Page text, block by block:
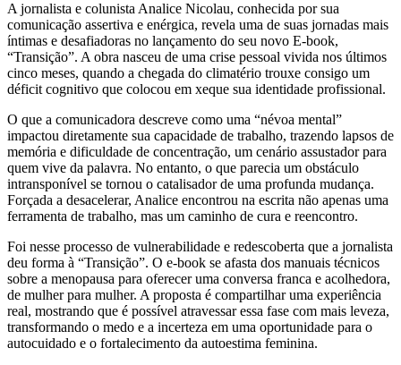
A jornalista e colunista Analice Nicolau, conhecida por sua
comunicação assertiva e enérgica, revela uma de suas jornadas mais
íntimas e desafiadoras no lançamento do seu novo E-book,
“Transição”. A obra nasceu de uma crise pessoal vivida nos últimos
cinco meses, quando a chegada do climatério trouxe consigo um
déficit cognitivo que colocou em xeque sua identidade profissional.
O que a comunicadora descreve como uma “névoa mental”
impactou diretamente sua capacidade de trabalho, trazendo lapsos de
memória e dificuldade de concentração, um cenário assustador para
quem vive da palavra. No entanto, o que parecia um obstáculo
intransponível se tornou o catalisador de uma profunda mudança.
Forçada a desacelerar, Analice encontrou na escrita não apenas uma
ferramenta de trabalho, mas um caminho de cura e reencontro.
Foi nesse processo de vulnerabilidade e redescoberta que a jornalista
deu forma à “Transição”. O e-book se afasta dos manuais técnicos
sobre a menopausa para oferecer uma conversa franca e acolhedora,
de mulher para mulher. A proposta é compartilhar uma experiência
real, mostrando que é possível atravessar essa fase com mais leveza,
transformando o medo e a incerteza em uma oportunidade para o
autocuidado e o fortalecimento da autoestima feminina.